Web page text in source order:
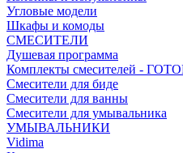
Угловые модели
Шкафы и комоды
СМЕСИТЕЛИ
Душевая программа
Комплекты смесителей -
Смесители для биде
Смесители для ванны
Смесители для умывальника
УМЫВАЛЬНИКИ
Vidima